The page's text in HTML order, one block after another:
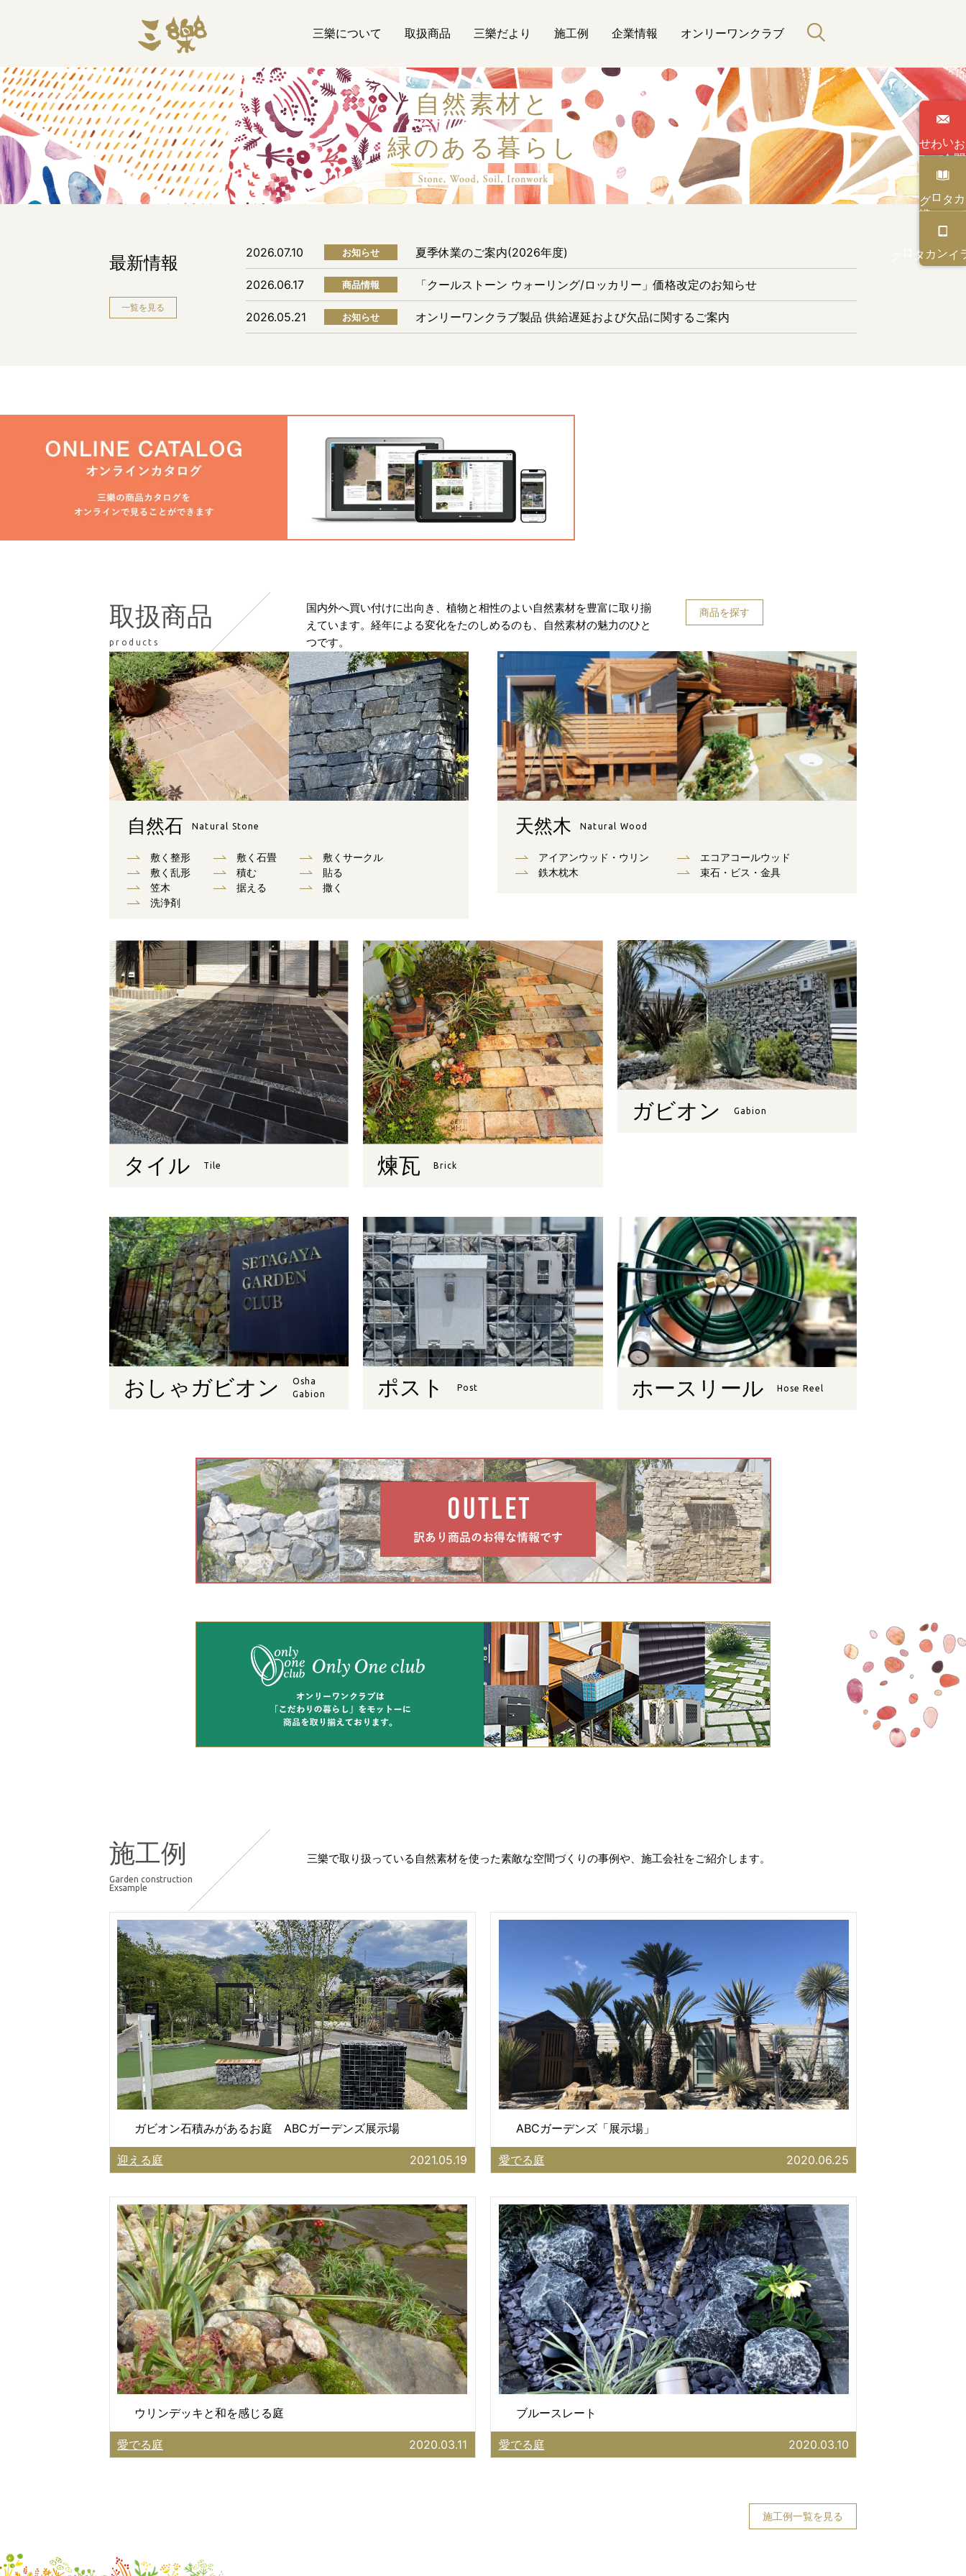
い
わせ
カタログ
オンライン
三樂について 取扱商品 三樂だより 施工例 企業情報 オンリーワンクラブ
自然素材と
緑のある暮らし
最新情報
一覧を見る
2026.07.10 お知らせ 夏季休業のご案内(2026年度)
2026.06.17 商品情報 「クールストーン ウォーリング/ロッカリー」価格改定のお知らせ
2026.05.21 お知らせ オンリーワンクラブ製品 供給遅延および欠品に関するご案内
取扱商品
products
国内外へ買い付けに出向き、植物と相性のよい自然素材を豊富に取り揃
えています。経年による変化をたのしめるのも、自然素材の魅力のひと
つです。
商品を探す
自然石 Natural Stone
敷く整形 敷く石畳
敷くサークル
敷く乱形
積む
貼る
笠木
据える
撒く
洗浄剤
天然木 Natural Wood
アイアンウッド・ウリン
エコアコールウッド
鉄木枕木
束⽯・ビス・⾦具
タイル Tile 煉瓦 Brick
ガビオン Gabion
おしゃガビオン
Osha
Gabion
ポスト Post ホースリール Hose Reel
施工例
Garden construction
Exsample
三樂で取り扱っている自然素材を使った素敵な空間づくりの事例や、施工会社をご紹介します。
ガビオン石積みがあるお庭 ABCガーデンズ展示場
迎える庭 2021.05.19
ABCガーデンズ「展示場」
愛でる庭 2020.06.25
ウリンデッキと和を感じる庭
愛でる庭 2020.03.11
ブルースレート
愛でる庭 2020.03.10
施工例一覧を見る